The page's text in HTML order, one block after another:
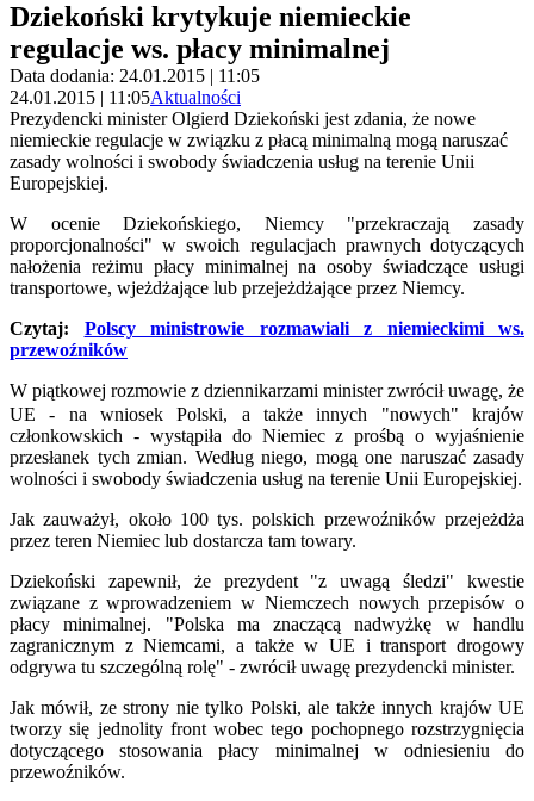
Dziekoński krytykuje niemieckie
regulacje ws. płacy minimalnej
Data dodania: 24.01.2015 | 11:05
24.01.2015 | 11:05Aktualności
Prezydencki minister Olgierd Dziekoński jest zdania, że nowe
niemieckie regulacje w związku z płacą minimalną mogą naruszać
zasady wolności i swobody świadczenia usług na terenie Unii
Europejskiej.
W ocenie Dziekońskiego, Niemcy "przekraczają zasady
proporcjonalności" w swoich regulacjach prawnych dotyczących
nałożenia reżimu płacy minimalnej na osoby świadczące usługi
transportowe, wjeżdżające lub przejeżdżające przez Niemcy.
Czytaj: Polscy ministrowie rozmawiali z niemieckimi ws.
przewoźników
W piątkowej rozmowie z dziennikarzami minister zwrócił uwagę, że
UE - na wniosek Polski, a także innych "nowych" krajów
członkowskich - wystąpiła do Niemiec z prośbą o wyjaśnienie
przesłanek tych zmian. Według niego, mogą one naruszać zasady
wolności i swobody świadczenia usług na terenie Unii Europejskiej.
Jak zauważył, około 100 tys. polskich przewoźników przejeżdża
przez teren Niemiec lub dostarcza tam towary.
Dziekoński zapewnił, że prezydent "z uwagą śledzi" kwestie
związane z wprowadzeniem w Niemczech nowych przepisów o
płacy minimalnej. "Polska ma znaczącą nadwyżkę w handlu
zagranicznym z Niemcami, a także w UE i transport drogowy
odgrywa tu szczególną rolę" - zwrócił uwagę prezydencki minister.
Jak mówił, ze strony nie tylko Polski, ale także innych krajów UE
tworzy się jednolity front wobec tego pochopnego rozstrzygnięcia
dotyczącego stosowania płacy minimalnej w odniesieniu do
przewoźników.